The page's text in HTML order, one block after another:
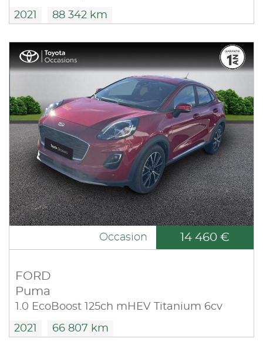
2021 88 342 km
Occasion 14 460 €
FORD
Puma
1.0 EcoBoost 125ch mHEV Titanium 6cv
2021 66 807 km